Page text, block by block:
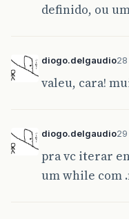
definido, ou
diogo.delgaudio
valeu, cara!
diogo.delgaudio
pra vc iterar
um while com